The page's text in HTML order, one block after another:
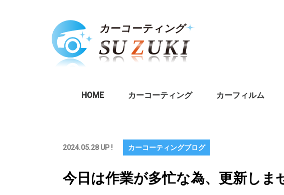
HOME カーコーティング カーフィルム
2024.05.28 UP ! カーコーティングブログ
今日は作業が多忙な為、更新しま